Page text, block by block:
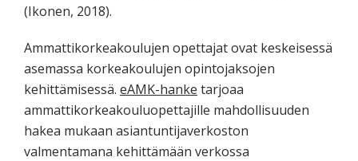
(Ikonen, 2018).
Ammattikorkeakoulujen opettajat ovat keskeisessä
asemassa korkeakoulujen opintojaksojen
kehittämisessä. eAMK-hanke tarjoaa
ammattikorkeakouluopettajille mahdollisuuden
hakea mukaan asiantuntijaverkoston
valmentamana kehittämään verkossa